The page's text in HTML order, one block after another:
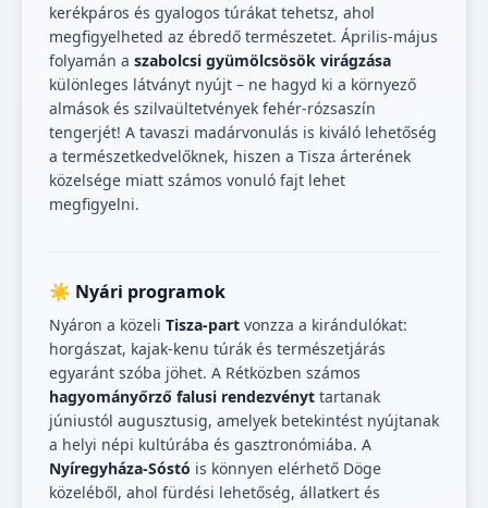
kerékpáros és gyalogos túrákat tehetsz, ahol
megfigyelheted az ébredő természetet. Április-május
folyamán a szabolcsi gyümölcsösök virágzása
különleges látványt nyújt – ne hagyd ki a környező
almások és szilvaültetvények fehér-rózsaszín
tengerjét! A tavaszi madárvonulás is kiváló lehetőség
a természetkedvelőknek, hiszen a Tisza árterének
közelsége miatt számos vonuló fajt lehet
megfigyelni.
☀️ Nyári programok
Nyáron a közeli Tisza-part vonzza a kirándulókat:
horgászat, kajak-kenu túrák és természetjárás
egyaránt szóba jöhet. A Rétközben számos
hagyományőrző falusi rendezvényt tartanak
júniustól augusztusig, amelyek betekintést nyújtanak
a helyi népi kultúrába és gasztronómiába. A
Nyíregyháza-Sóstó is könnyen elérhető Döge
közeléből, ahol fürdési lehetőség, állatkert és